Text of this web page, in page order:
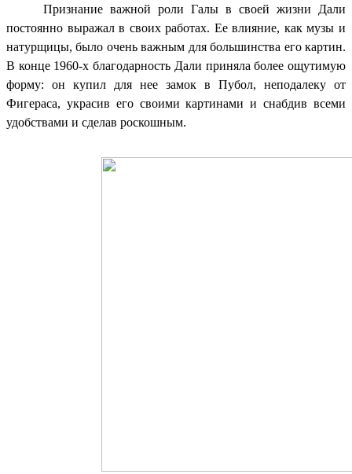
Признание важной роли Галы в своей жизни Дали
постоянно выражал в своих работах. Ее влияние, как музы и
натурщицы, было очень важным для большинства его картин.
В конце 1960-х благодарность Дали приняла более ощутимую
форму: он купил для нее замок в Пубол, неподалеку от
Фигераса, украсив его своими картинами и снабдив всеми
удобствами и сделав роскошным.